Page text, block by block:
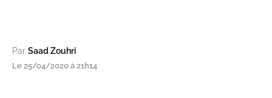
Par Saad Zouhri
Le 25/04/2020 à 21h14